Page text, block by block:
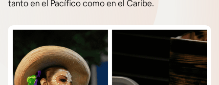
tanto en el Pacífico como en el Caribe.